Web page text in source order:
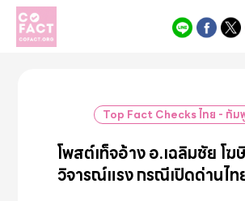
Cofact
Top Fact Checks ไทย - กัม
โพสต์เท็จอ้าง อ.เฉลิมชัย
วิจารณ์แรง กรณีเปิดด่านไ